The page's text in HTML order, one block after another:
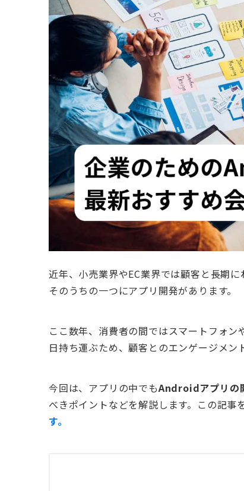
近年、小売業界やEC業界では顧客と長期
そのうちの一つにアプリ開発があります。
ここ数年、消費者の間ではスマートフォ
日持ち運ぶため、顧客とのエンゲージメン
今回は、アプリの中でもAndroidアプリの
べきポイントなどを解説します。この記事
す。